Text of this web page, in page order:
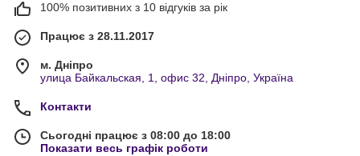
100% позитивних з 10 відгуків за рік
Працює з 28.11.2017
м. Дніпро
улица Байкальская, 1, офис 32, Дніпро, Україна
Контакти
Сьогодні працює з 08:00 до 18:00
Показати весь графік роботи